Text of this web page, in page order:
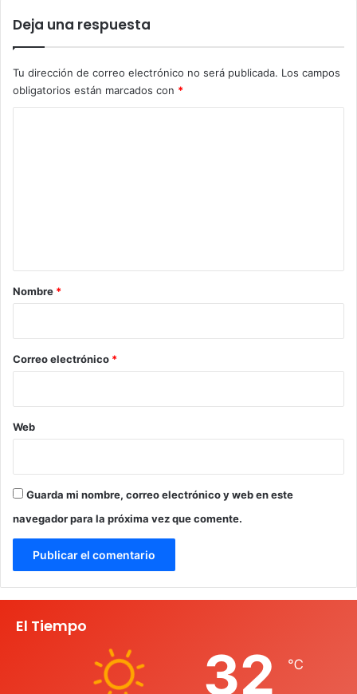
Deja una respuesta
Tu dirección de correo electrónico no será publicada. Los campos
obligatorios están marcados con *
r
*
Nombre *
Correo electrónico *
Web
Guarda mi nombre, correo electrónico y web en este
navegador para la próxima vez que comente.
El Tiempo
32 ℃